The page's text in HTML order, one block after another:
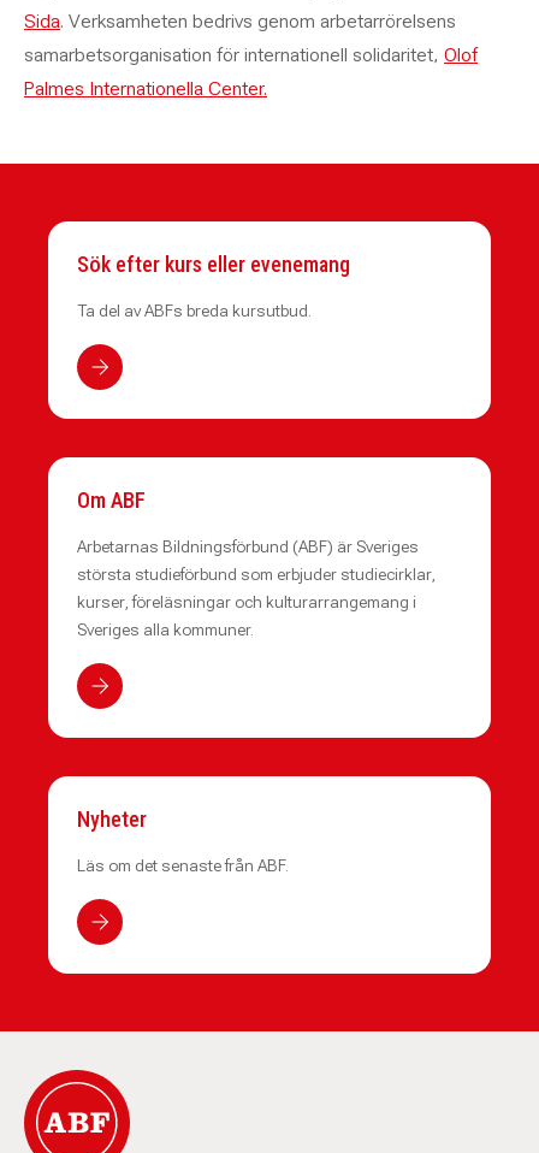
Sida. Verksamheten bedrivs genom arbetarrörelsens
samarbetsorganisation för internationell solidaritet, Olof
Palmes Internationella Center.
Sök efter kurs eller evenemang
Ta del av ABFs breda kursutbud.
Om ABF
Arbetarnas Bildningsförbund (ABF) är Sveriges
största studieförbund som erbjuder studiecirklar,
kurser, föreläsningar och kulturarrangemang i
Sveriges alla kommuner.
Nyheter
Läs om det senaste från ABF.